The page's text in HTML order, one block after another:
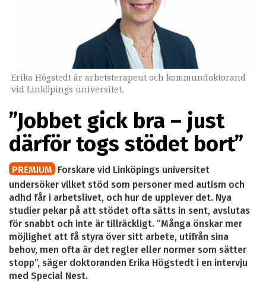
Erika Högstedt är arbetsterapeut och kommundoktorand
vid Linköpings universitet.
”Jobbet gick bra – just
därför togs stödet bort”
PREMIUM Forskare vid Linköpings universitet
undersöker vilket stöd som personer med autism och
adhd får i arbetslivet, och hur de upplever det. Nya
studier pekar på att stödet ofta sätts in sent, avslutas
för snabbt och inte är tillräckligt. ”Många önskar mer
möjlighet att få styra över sitt arbete, utifrån sina
behov, men ofta är det regler eller normer som sätter
stopp”, säger doktoranden Erika Högstedt i en intervju
med Special Nest.